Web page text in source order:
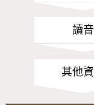
讀音
其他